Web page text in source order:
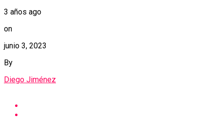
3 años ago
on
junio 3, 2023
By
Diego Jiménez